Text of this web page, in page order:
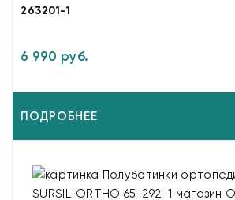
263201-1
6 990 руб.
ПОДРОБНЕЕ